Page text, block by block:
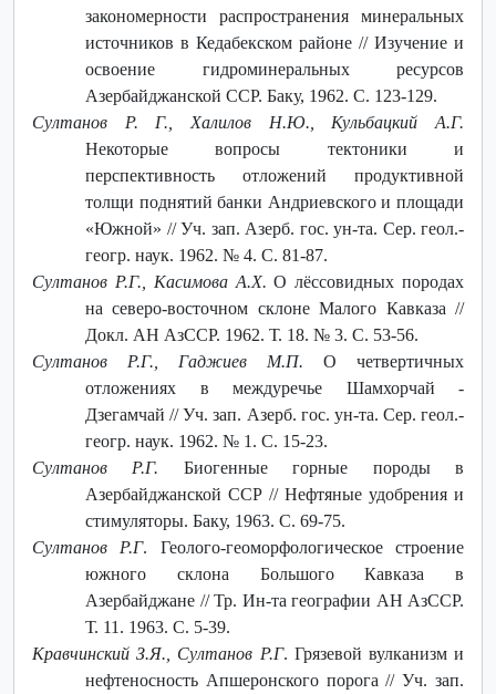
закономерности распространения минеральных
источников в Кедабекском районе // Изучение и
освоение гидроминеральных ресурсов
Азербайджанской ССР. Баку, 1962. С. 123-129.
Султанов Р. Г., Халилов Н.Ю., Кульбацкий А.Г.
Некоторые вопросы тектоники и
перспективность отложений продуктивной
толщи поднятий банки Андриевского и площади
«Южной» // Уч. зап. Азерб. гос. ун-та. Сер. геол.-
геогр. наук. 1962. № 4. С. 81-87.
Султанов Р.Г., Касимова А.Х. О лёссовидных породах
на северо-восточном склоне Малого Кавказа //
Докл. АН АзССР. 1962. Т. 18. № 3. С. 53-56.
Султанов Р.Г., Гаджиев М.П. О четвертичных
отложениях в междуречье Шамхорчай -
Дзегамчай // Уч. зап. Азерб. гос. ун-та. Сер. геол.-
геогр. наук. 1962. № 1. С. 15-23.
Султанов Р.Г. Биогенные горные породы в
Азербайджанской ССР // Нефтяные удобрения и
стимуляторы. Баку, 1963. С. 69-75.
Султанов Р.Г. Геолого-геоморфологическое строение
южного склона Большого Кавказа в
Азербайджане // Тр. Ин-та географии АН АзССР.
Т. 11. 1963. С. 5-39.
Кравчинский З.Я., Султанов Р.Г. Грязевой вулканизм и
нефтеносность Апшеронского порога // Уч. зап.